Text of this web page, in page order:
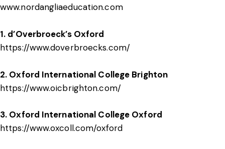
www.nordangliaeducation.com
1. d’Overbroeck’s Oxford
https://www.doverbroecks.com/
2. Oxford International College Brighton
https://www.oicbrighton.com/
3. Oxford International College Oxford
https://www.oxcoll.com/oxford